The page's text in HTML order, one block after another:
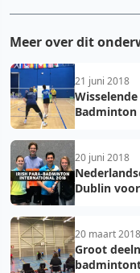
Meer over dit
21 juni 2018
20 juni 2018
Dublin
20 maart 2018
Groot